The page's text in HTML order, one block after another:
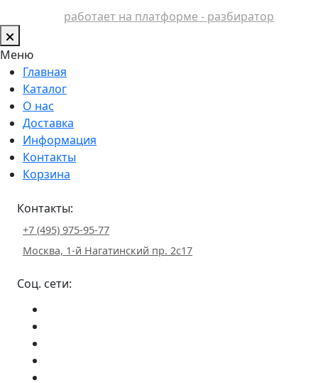
работает на платформе - разбиратор
Меню
Главная
Каталог
О нас
Доставка
Информация
Контакты
Корзина
Контакты:
+7 (495) 975-95-77
Москва, 1-й Нагатинский пр. 2с17
Соц. сети: